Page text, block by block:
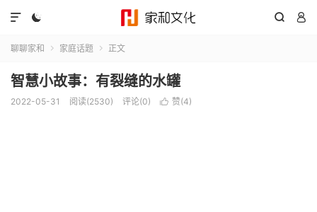
  

聊聊家和  家庭话题  正文
智慧小故事：有裂缝的水罐
2022-05-31 阅读(2530) 评论(0)  赞(4)